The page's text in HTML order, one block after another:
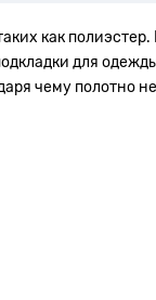
как
для
чему полотно